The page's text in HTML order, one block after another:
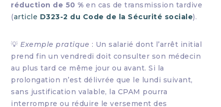
réduction de 50 % en cas de transmission tardive
(article D323-2 du Code de la Sécurité sociale).
💡 Exemple pratique : Un salarié dont l’arrêt initial
prend fin un vendredi doit consulter son médecin
au plus tard ce même jour ou avant. Si la
prolongation n’est délivrée que le lundi suivant,
sans justification valable, la CPAM pourra
interrompre ou réduire le versement des